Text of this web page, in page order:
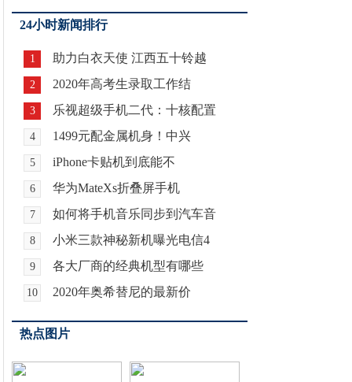
24小时新闻排行
1 助力白衣天使 江西五十铃越
2 2020年高考生录取工作结
3 乐视超级手机二代：十核配置
4 1499元配金属机身！中兴
5 iPhone卡贴机到底能不
6 华为MateXs折叠屏手机
7 如何将手机音乐同步到汽车音
8 小米三款神秘新机曝光电信4
9 各大厂商的经典机型有哪些
10 2020年奥希替尼的最新价
热点图片